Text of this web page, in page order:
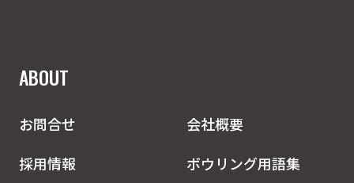
ABOUT
お問合せ
会社概要
採用情報
ボウリング用語集